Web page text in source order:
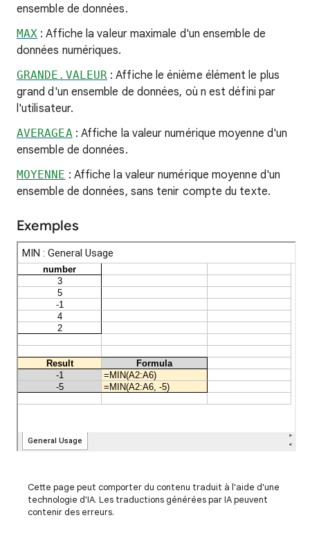
ensemble de données.
MAX : Affiche la valeur maximale d'un ensemble de
données numériques.
GRANDE.VALEUR : Affiche le énième élément le plus
grand d'un ensemble de données, où n est défini par
l'utilisateur.
AVERAGEA: Affiche la valeur numérique moyenne d'un
ensemble de données.
MOYENNE : Affiche la valeur numérique moyenne d'un
ensemble de données, sans tenir compte du texte.
Exemples
Cette page peut comporter du contenu traduit à l'aide d'une
technologie d'IA. Les traductions générées par IA peuvent
contenir des erreurs.